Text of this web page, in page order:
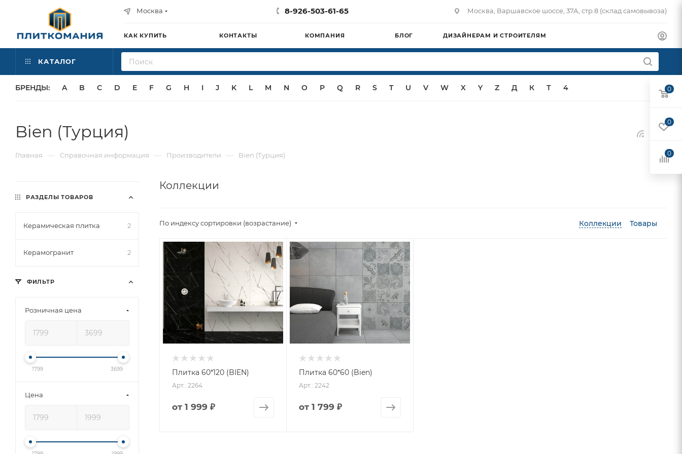
Москва 8-926-503-61-65 Москва, Варшавское шоссе, 37А, стр.8 (склад самовывоза)
КАК КУПИТЬ КОНТАКТЫ КОМПАНИЯ БЛОГ ДИЗАЙНЕРАМ И СТРОИТЕЛЯМ
КАТАЛОГ
БРЕНДЫ: A B C D E F G H I J K L M N O P Q R S T U V W X Y Z Д К Т 4
Bien (Турция)
Главная — Справочная информация — Производители — Bien (Турция)
Коллекции
По индексу сортировки (возрастание) Коллекции Товары
Плитка 60*120 (BIEN)
Арт.: 2264
от 1 999 ₽
Плитка 60*60 (Bien)
Арт.: 2242
от 1 799 ₽
РАЗДЕЛЫ ТОВАРОВ
Керамическая плитка 2
Керамогранит 2
ФИЛЬТР
Розничная цена
1799 3699
Цена
0
0
0